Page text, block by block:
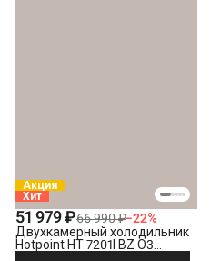
Акция
Хит
51 979 ₽66 990 ₽−22%
Двухкамерный холодильник
Hotpoint HT 7201I BZ O3